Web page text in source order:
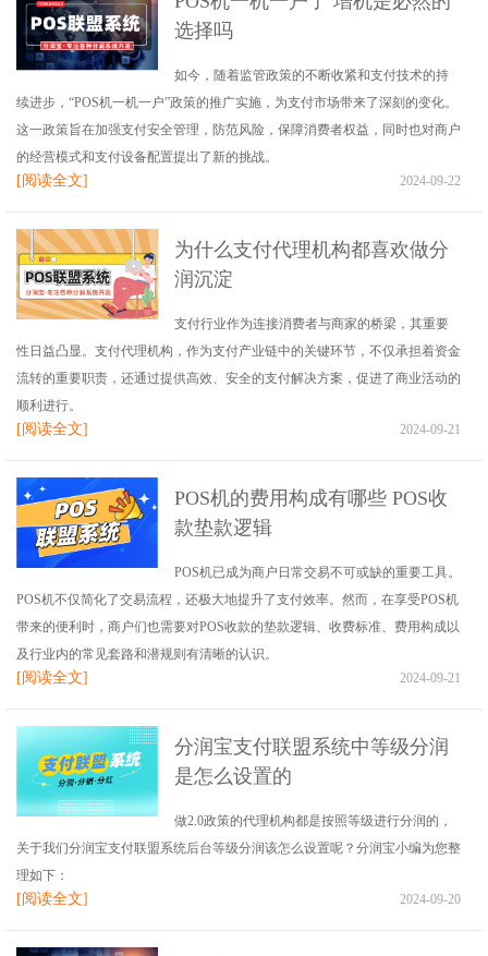
选择吗
如今，随着监管政策的不断收紧和支付技术的持
续进步，“POS机一机一户”政策的推广实施，为支付市场带来了深刻的变化。
这一政策旨在加强支付安全管理，防范风险，保障消费者权益，同时也对商户
的经营模式和支付设备配置提出了新的挑战。
[阅读全文] 2024-09-22
为什么支付代理机构都喜欢做分
润沉淀
支付行业作为连接消费者与商家的桥梁，其重要
性日益凸显。支付代理机构，作为支付产业链中的关键环节，不仅承担着资金
流转的重要职责，还通过提供高效、安全的支付解决方案，促进了商业活动的
顺利进行。
[阅读全文] 2024-09-21
POS机的费用构成有哪些 POS收
款垫款逻辑
POS机已成为商户日常交易不可或缺的重要工具。
POS机不仅简化了交易流程，还极大地提升了支付效率。然而，在享受POS机
带来的便利时，商户们也需要对POS收款的垫款逻辑、收费标准、费用构成以
及行业内的常见套路和潜规则有清晰的认识。
[阅读全文] 2024-09-21
分润宝支付联盟系统中等级分润
是怎么设置的
做2.0政策的代理机构都是按照等级进行分润的，
关于我们分润宝支付联盟系统后台等级分润该怎么设置呢？分润宝小编为您整
理如下：
[阅读全文] 2024-09-20